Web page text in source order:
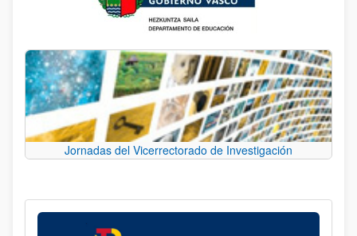
Jornadas del Vicerrectorado de Investigación